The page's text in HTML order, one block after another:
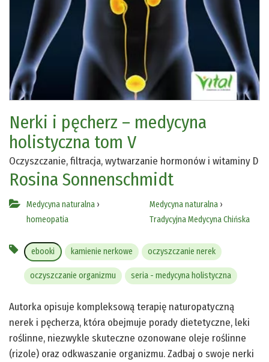
Nerki i pęcherz – medycyna
holistyczna tom V
Oczyszczanie, filtracja, wytwarzanie hormonów i witaminy D
Rosina Sonnenschmidt
Medycyna naturalna ›
homeopatia
Medycyna naturalna›
Tradycyjna Medycyna Chińska
ebooki kamienie nerkowe oczyszczanie nerek
oczyszczanie organizmu seria - medycyna holistyczna
Autorka opisuje kompleksową terapię naturopatyczną
nerek i pęcherza, która obejmuje porady dietetyczne, leki
roślinne, niezwykle skuteczne ozonowane oleje roślinne
(rizole) oraz odkwaszanie organizmu. Zadbaj o swoje nerki